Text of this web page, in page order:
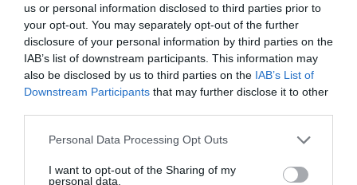
us or personal information disclosed to third parties prior to
your opt-out. You may separately opt-out of the further
disclosure of your personal information by third parties on the
IAB’s list of downstream participants. This information may
also be disclosed by us to third parties on the IAB’s List of
Downstream Participants that may further disclose it to other
Please note that this website/app uses one or more Google
not limited to your visit or usage behaviour. You may click to
Personal Data Processing Opt Outs
I want to opt-out of the Sharing of my
personal data.
05.08.2026 | 15:02
Ρωσικός πύραυλος με κεφαλή διασποράς
κατέστρεψε ολοσχερώς ένα από τα
μεγαλύτερα κέντρα διανομής στο Κίεβο
(βίντεο)